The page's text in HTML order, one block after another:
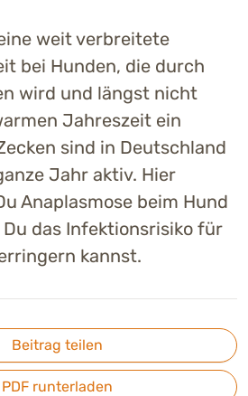
weit verbreitete
bei Hunden, die durch
wird und längst nicht
Jahreszeit ein
sind in Deutschland
Jahr aktiv. Hier
Anaplasmose beim Hund
das Infektionsrisiko für
kannst.
Beitrag teilen
PDF runterladen